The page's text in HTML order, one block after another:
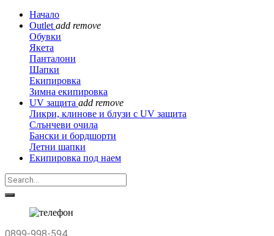
Начало
Outlet add remove
Обувки
Якета
Панталони
Шапки
Екипировка
Зимна екипировка
UV защита add remove
Ликри, клинове и блузи с UV защита
Слънчеви очила
Бански и бордшорти
Летни шапки
Екипировка под наем